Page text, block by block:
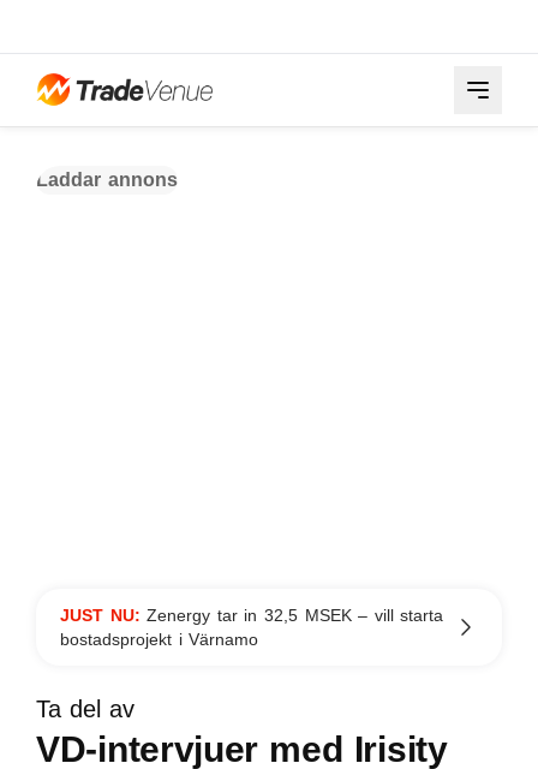
JUST NU:Zenergy tar in 32,5 MSEK – vill starta
bostadsprojekt i Värnamo
Laddar annons
Ta del av
VD-intervjuer med Irisity